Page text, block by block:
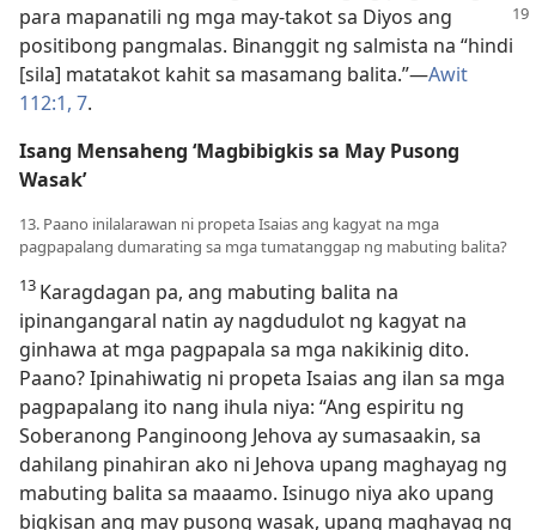
para mapanatili ng mga may-takot sa Diyos ang
positibong pangmalas. Binanggit ng salmista na “hindi
[sila] matatakot kahit sa masamang balita.”​—Awit
112:1, 7.
Isang Mensaheng ‘Magbibigkis sa May Pusong
Wasak’
13. Paano inilalarawan ni propeta Isaias ang kagyat na mga
pagpapalang dumarating sa mga tumatanggap ng mabuting balita?
13 Karagdagan pa, ang mabuting balita na
ipinangangaral natin ay nagdudulot ng kagyat na
ginhawa at mga pagpapala sa mga nakikinig dito.
Paano? Ipinahiwatig ni propeta Isaias ang ilan sa mga
pagpapalang ito nang ihula niya: “Ang espiritu ng
Soberanong Panginoong Jehova ay sumasaakin, sa
dahilang pinahiran ako ni Jehova upang maghayag ng
mabuting balita sa maaamo. Isinugo niya ako upang
bigkisan ang may pusong wasak, upang maghayag ng